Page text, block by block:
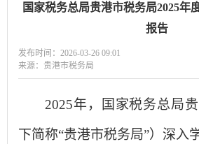
国家税务总局贵港市税务局2025年
报告
发布时间：2026-03-26 09:01
来源：贵港市税务局
2025年，国家税务总局
下简称“贵港市税务局”）深入